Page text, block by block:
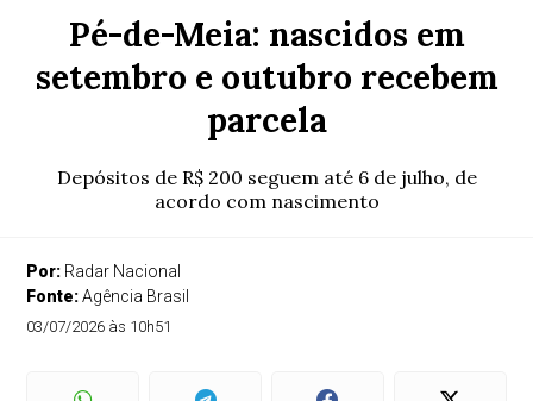
Pé-de-Meia: nascidos em
setembro e outubro recebem
parcela
Depósitos de R$ 200 seguem até 6 de julho, de
acordo com nascimento
Por: Radar Nacional
Fonte:Agência Brasil
03/07/2026 às 10h51